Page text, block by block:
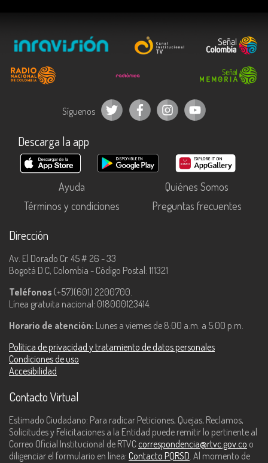
Síguenos
Descarga la app
Ayuda
Quiénes Somos
Términos y condiciones
Preguntas frecuentes
Dirección
Av. El Dorado Cr. 45 # 26 - 33
Bogotá D.C, Colombia - Código Postal: 111321
Teléfonos (+57)(601) 2200700.
Línea gratuita nacional: 018000123414.
Horario de atención: Lunes a viernes de 8:00 a.m. a 5:00 p.m.
Política de privacidad y tratamiento de datos personales
Condiciones de uso
Accesibilidad
Contacto Virtual
Estimado Ciudadano: Para radicar Peticiones, Quejas, Reclamos,
Solicitudes y Felicitaciones a la Entidad puede remitir lo pertinente al
Correo Oficial Institucional de RTVC correspondencia@rtvc.gov.co o
diligenciar el formulario en línea: Contacto PQRSD. Al momento de